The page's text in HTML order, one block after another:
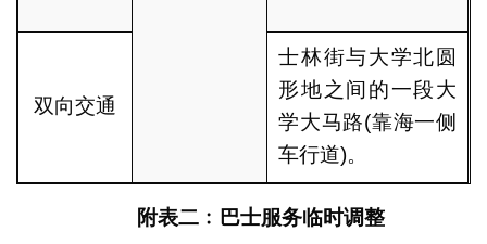
双向交通
士林街与大学北圆
形地之间的一段大
学大马路(靠海一侧
车行道)。
附表二﹕巴士服务临时调整